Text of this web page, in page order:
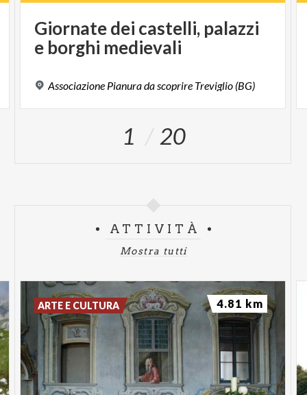
Giornatedei castelli, palazzi
e borghi medievali
Associazione Pianurada scoprire Treviglio (BG)
1 20
ATTIVITÀ
Mostra tutti
ARTE E CULTURA 4.81 km